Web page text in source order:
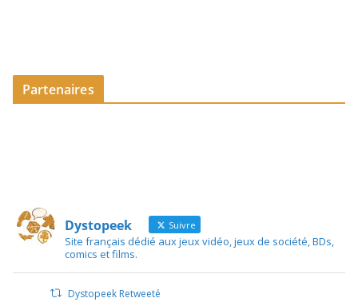
Partenaires
Dystopeek Suivre
Site français dédié aux jeux vidéo, jeux de société, BDs,
comics et films.
Dystopeek Retweeté